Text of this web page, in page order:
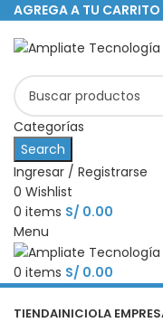
AGREGA A TU
Categorías
Search
Ingresar / Registrarse
0 Wishlist
0 items S/ 0.00
Menu
0 items S/ 0.00
Categorías
TIENDAINICIOLA